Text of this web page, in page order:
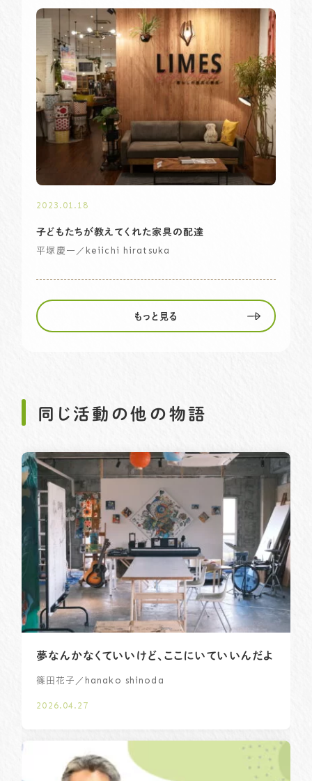
子どもたちが教えてくれた家具の配達
平塚慶一 ／keiichi hiratsuka
2023.01.18
もっと見る
同じ活動の他の物語
夢なんかなくていいけど、ここにいていいんだよ
篠田花子 ／hanako shinoda
2026.04.27